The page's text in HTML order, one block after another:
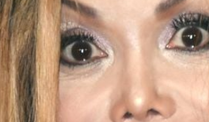
Lifestyle
Familie & Liebe
Promiflash Exklusiv
Alle Themen auf